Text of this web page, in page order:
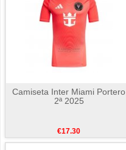
Camiseta Inter Miami Portero
2ª 2025
€17.30